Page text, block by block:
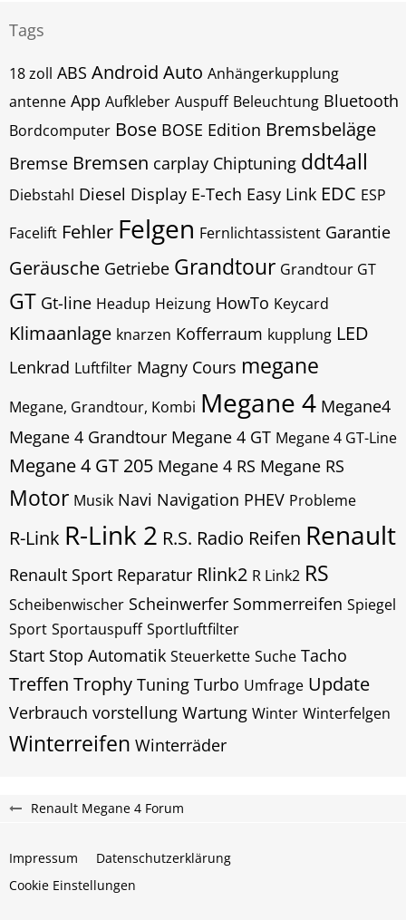
Tags
18 zoll ABS Android Auto Anhängerkupplung
antenne App Aufkleber Auspuff Beleuchtung Bluetooth
Bordcomputer Bose BOSE Edition Bremsbeläge
Bremse Bremsen carplay Chiptuning ddt4all
Diebstahl Diesel Display E-Tech Easy Link EDC ESP
Facelift Fehler Felgen Fernlichtassistent Garantie
Geräusche Getriebe Grandtour Grandtour GT
GT Gt-line Headup Heizung HowTo Keycard
Klimaanlage knarzen Kofferraum kupplung LED
Lenkrad Luftfilter Magny Cours megane
Megane, Grandtour, Kombi Megane 4 Megane4
Megane 4 Grandtour Megane 4 GT Megane 4 GT-Line
Megane 4 GT 205 Megane 4 RS Megane RS
Motor Musik Navi Navigation PHEV Probleme
R-Link R-Link 2 R.S. Radio Reifen Renault
Renault Sport Reparatur Rlink2 R Link2 RS
Scheibenwischer Scheinwerfer Sommerreifen Spiegel
Sport Sportauspuff Sportluftfilter
Start Stop Automatik Steuerkette Suche Tacho
Treffen Trophy Tuning Turbo Umfrage Update
Verbrauch vorstellung Wartung Winter Winterfelgen
Winterreifen Winterräder
Renault Megane 4 Forum
Impressum
Datenschutzerklärung
Cookie Einstellungen